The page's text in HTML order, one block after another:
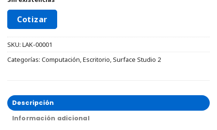
Cotizar
SKU: LAK-00001
Categorías: Computación,Escritorio,Surface Studio 2
Descripción
Información adicional